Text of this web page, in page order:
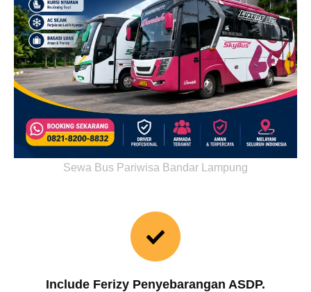
Sewa Bus Pariwisa Bandar Lampung
Include Ferizy Penyebarangan ASDP.